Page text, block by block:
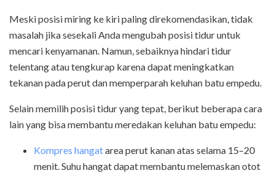
Meski posisi miring ke kiri paling direkomendasikan, tidak
masalah jika sesekali Anda mengubah posisi tidur untuk
mencari kenyamanan. Namun, sebaiknya hindari tidur
telentang atau tengkurap karena dapat meningkatkan
tekanan pada perut dan memperparah keluhan batu empedu.
Selain memilih posisi tidur yang tepat, berikut beberapa cara
lain yang bisa membantu meredakan keluhan batu empedu:
Kompres hangatarea perut kanan atas selama 15–20
menit. Suhu hangat dapat membantu melemaskan otot